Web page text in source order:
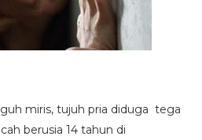
miris, tujuh pria diduga tega
berusia 14 tahun di